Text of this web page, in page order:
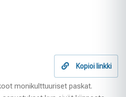
Kopioi linkki
monikulttuuriset paskat.